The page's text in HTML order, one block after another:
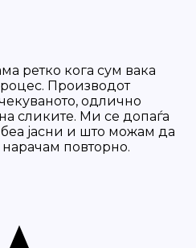
ретко кога сум вака
Производот
одлично
сликите. Ми се допаѓа
јасни и што можам да
повторно.